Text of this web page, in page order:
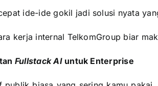
ide-ide gokil jadi solusi nyata
kerja internal TelkomGroup biar
Fullstack AIuntuk Enterprise